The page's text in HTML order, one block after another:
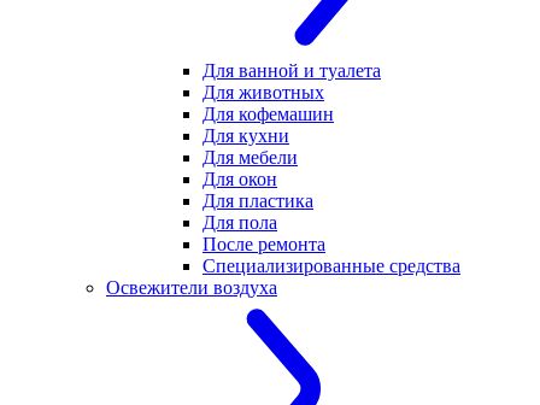
Для ванной и туалета
Для животных
Для кофемашин
Для кухни
Для мебели
Для окон
Для пластика
Для пола
После ремонта
Специализированные средства
Освежители воздуха